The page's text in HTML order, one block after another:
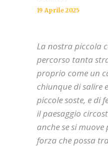
19 Aprile 2025
La nostra piccola
percorso tanta
proprio come un
chiunque di salire
piccole soste, e di
il paesaggio
anche se si
forza che possa